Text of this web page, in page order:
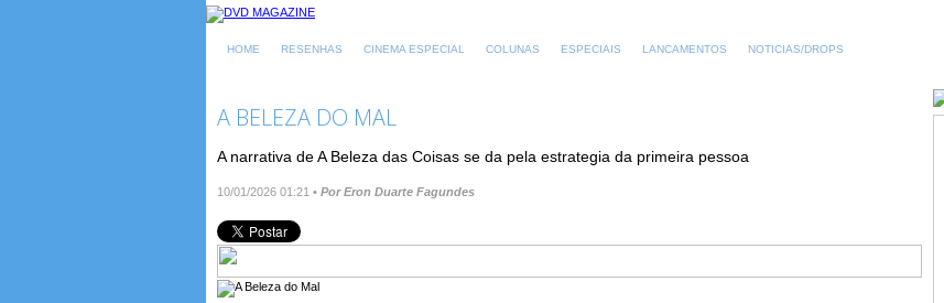
HOME RESENHAS CINEMA ESPECIAL COLUNAS ESPECIAIS LANCAMENTOS NOTICIAS/DROPS
A BELEZA DO MAL
A narrativa de A Beleza das Coisas se da pela estrategia da primeira pessoa
10/01/2026 01:21 • Por Eron Duarte Fagundes